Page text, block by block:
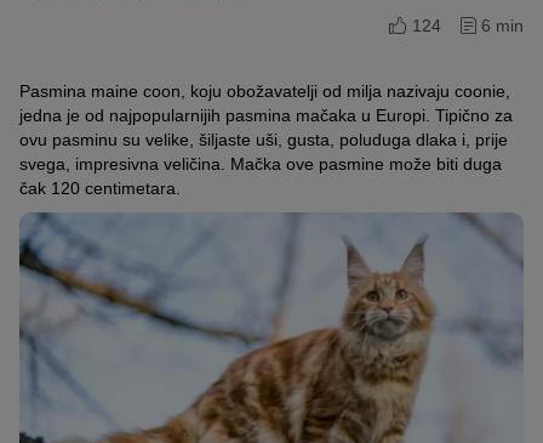
124
6 min
Pasmina maine coon , koju obožavatelji od milja nazivaju coonie
jedna je od najpopularnijih pasmina mačaka u Europi. Tipično za
ovu pasminu su velike, šiljaste uši, gusta, poluduga dlaka i, prije
svega, impresivna veličina. Mačka ove pasmine može biti duga
čak 120 centimetara.